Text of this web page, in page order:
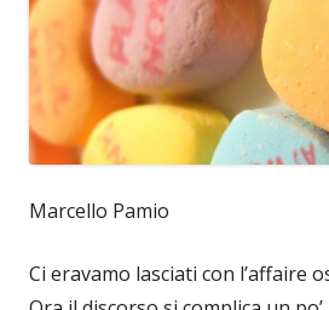
Marcello Pamio
Ci eravamo lasciati con l’affaire